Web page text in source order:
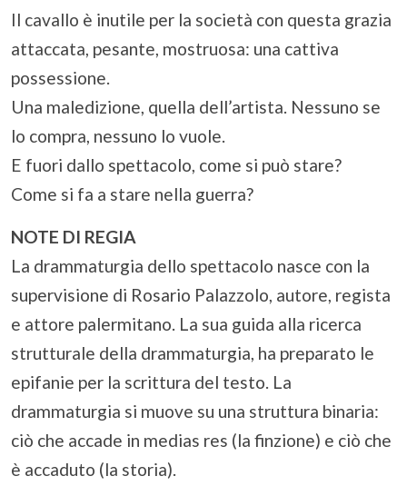
Il cavallo è inutile per la società con questa grazia
attaccata, pesante, mostruosa: una cattiva
possessione.
Una maledizione, quella dell’artista. Nessuno se
lo compra, nessuno lo vuole.
E fuori dallo spettacolo, come si può stare?
Come si fa a stare nella guerra?
NOTE DI REGIA
La drammaturgia dello spettacolo nasce con la
supervisione di Rosario Palazzolo, autore, regista
e attore palermitano. La sua guida alla ricerca
strutturale della drammaturgia, ha preparato le
epifanie per la scrittura del testo. La
drammaturgia si muove su una struttura binaria:
ciò che accade in medias res (la finzione) e ciò che
è accaduto (la storia).